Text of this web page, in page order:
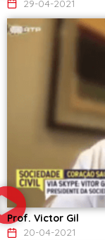
29-04-2021
Prof. Victor Gil
20-04-2021